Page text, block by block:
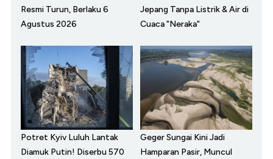
Resmi Turun, Berlaku 6
Agustus 2026
Jepang Tanpa Listrik & Air di
Cuaca "Neraka"
Potret Kyiv Luluh Lantak
Diamuk Putin! Diserbu 570
Geger Sungai Kini Jadi
Hamparan Pasir, Muncul